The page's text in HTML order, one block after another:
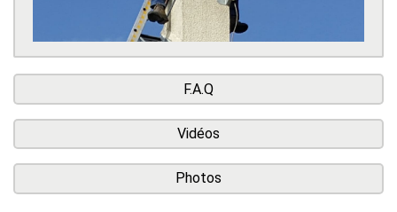
F.A.Q
Vidéos
Photos